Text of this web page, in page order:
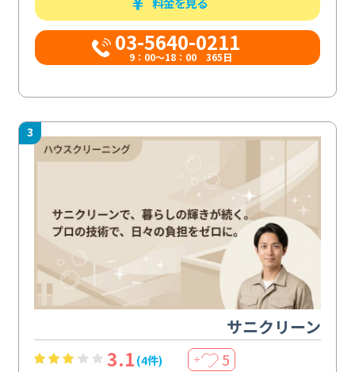
03-5640-0211
9：00～18：00 365日
3
サニクリーン
3.1 (4件) ＋ 5